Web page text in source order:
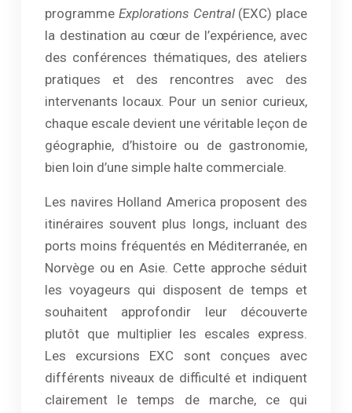
programme Explorations Central(EXC) place
la destination au cœur de l’expérience, avec
des conférences thématiques, des ateliers
pratiques et des rencontres avec des
intervenants locaux. Pour un senior curieux,
chaque escale devient une véritable leçon de
géographie, d’histoire ou de gastronomie,
bien loin d’une simple halte commerciale.
Les navires Holland America proposent des
itinéraires souvent plus longs, incluant des
ports moins fréquentés en Méditerranée, en
Norvège ou en Asie. Cette approche séduit
les voyageurs qui disposent de temps et
souhaitent approfondir leur découverte
plutôt que multiplier les escales express.
Les excursions EXC sont conçues avec
différents niveaux de difficulté et indiquent
clairement le temps de marche, ce qui